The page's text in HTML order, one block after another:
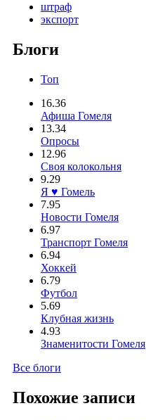
штраф
экспорт
Блоги
Топ
16.36
Афиша Гомеля
13.34
Опросы
12.96
Своя колокольня
9.29
Я ♥ Гомель
7.95
Новости Гомеля
6.97
Транспорт Гомеля
6.94
Хоккей
6.79
Футбол
5.69
Клубная жизнь
4.93
Знаменитости Гомеля
Все блоги
Похожие записи